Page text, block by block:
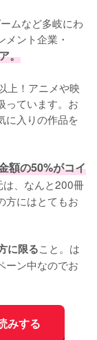
ムなど多岐にわ
ント企業・
。
上！アニメや映
っています。お
に入りの作品を
額の50%がコイ
、なんと200冊
方にはとてもお
に限ること。は
ーン中なのでお
みする